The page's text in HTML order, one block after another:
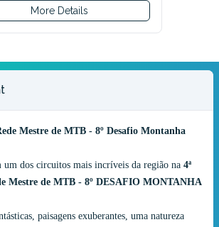
More Details
Mestre de MTB - 8º Desafio Montanha
um dos circuitos mais incríveis da região na 4ª
Mestre de MTB - 8º DESAFIO MONTANHA
paisagens exuberantes, uma natureza